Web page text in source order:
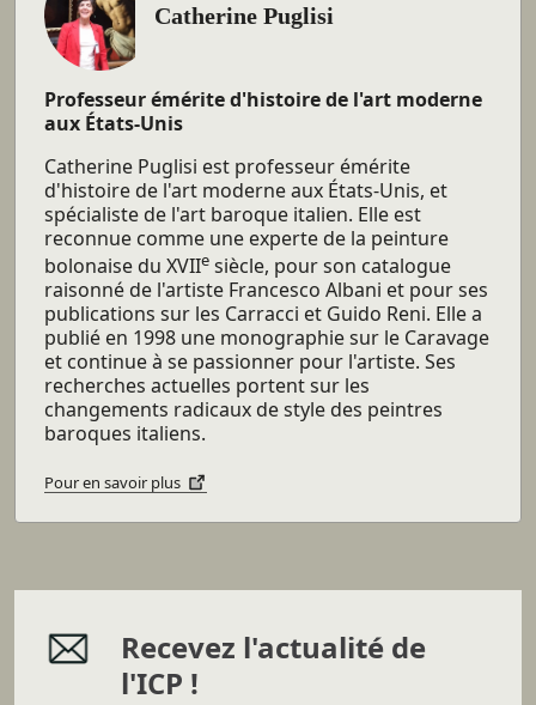
Catherine Puglisi
Professeur émérite d'histoire de l'art moderne
aux États-Unis
Catherine Puglisi est professeur émérite
d'histoire de l'art moderne aux États-Unis, et
spécialiste de l'art baroque italien. Elle est
reconnue comme une experte de la peinture
bolonaise du XVIIe siècle, pour son catalogue
raisonné de l'artiste Francesco Albani et pour ses
publications sur les Carracci et Guido Reni. Elle a
publié en 1998 une monographie sur le Caravage
et continue à se passionner pour l'artiste. Ses
recherches actuelles portent sur les
changements radicaux de style des peintres
baroques italiens.
Pour en savoir plus
Recevez l'actualité de
l'ICP !